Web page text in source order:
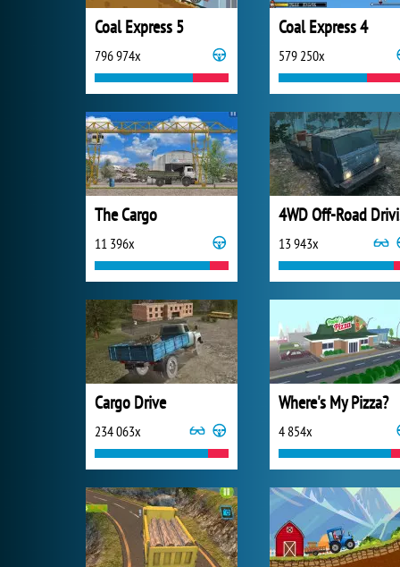
Coal Express 5
796 974x
Coal Express 4
579 250x
The Cargo
11 396x 13 943x
Cargo Drive
234 063x
Where's My Pizza?
4 854x